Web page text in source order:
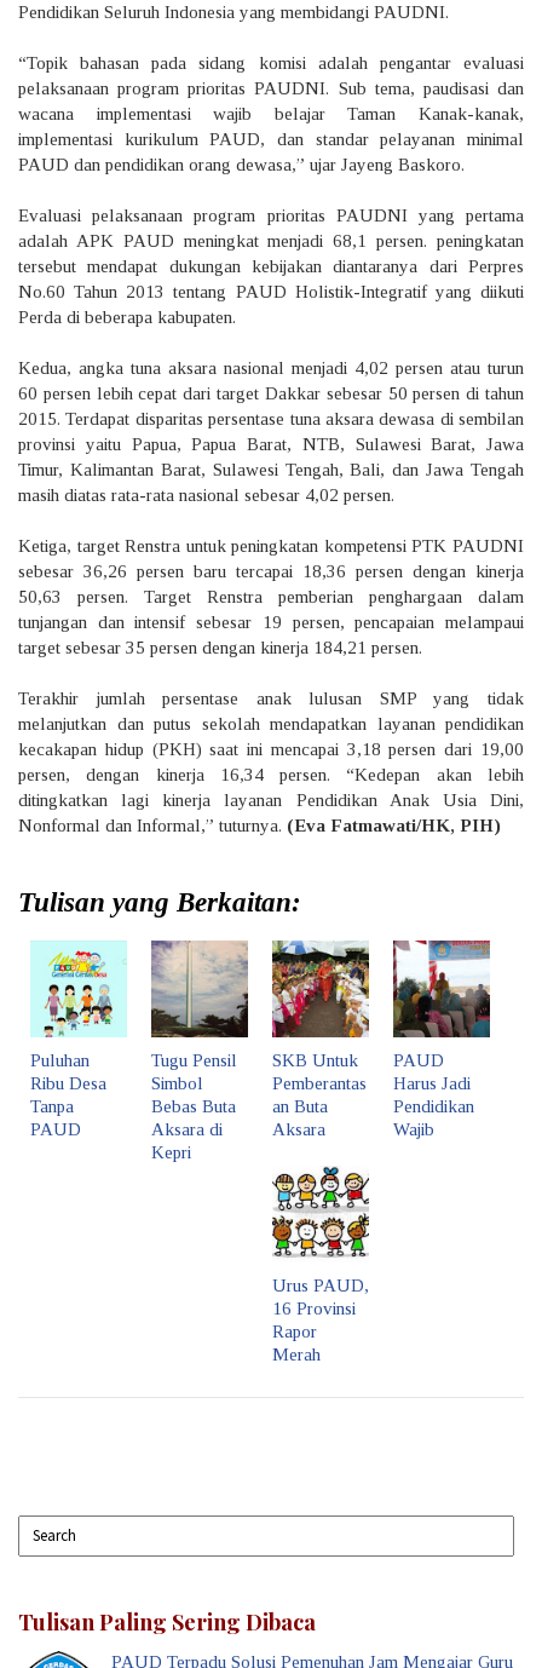
Pendidikan Seluruh Indonesia yang membidangi PAUDNI.
“Topik bahasan pada sidang komisi adalah pengantar evaluasi
pelaksanaan program prioritas PAUDNI. Sub tema, paudisasi dan
wacana implementasi wajib belajar Taman Kanak-kanak,
implementasi kurikulum PAUD, dan standar pelayanan minimal
PAUD dan pendidikan orang dewasa,” ujar Jayeng Baskoro.
Evaluasi pelaksanaan program prioritas PAUDNI yang pertama
adalah APK PAUD meningkat menjadi 68,1 persen. peningkatan
tersebut mendapat dukungan kebijakan diantaranya dari Perpres
No.60 Tahun 2013 tentang PAUD Holistik-Integratif yang diikuti
Perda di beberapa kabupaten.
Kedua, angka tuna aksara nasional menjadi 4,02 persen atau turun
60 persen lebih cepat dari target Dakkar sebesar 50 persen di tahun
2015. Terdapat disparitas persentase tuna aksara dewasa di sembilan
provinsi yaitu Papua, Papua Barat, NTB, Sulawesi Barat, Jawa
Timur, Kalimantan Barat, Sulawesi Tengah, Bali, dan Jawa Tengah
masih diatas rata-rata nasional sebesar 4,02 persen.
Ketiga, target Renstra untuk peningkatan kompetensi PTK PAUDNI
sebesar 36,26 persen baru tercapai 18,36 persen dengan kinerja
50,63 persen. Target Renstra pemberian penghargaan dalam
tunjangan dan intensif sebesar 19 persen, pencapaian melampaui
target sebesar 35 persen dengan kinerja 184,21 persen.
Terakhir jumlah persentase anak lulusan SMP yang tidak
melanjutkan dan putus sekolah mendapatkan layanan pendidikan
kecakapan hidup (PKH) saat ini mencapai 3,18 persen dari 19,00
persen, dengan kinerja 16,34 persen. “Kedepan akan lebih
ditingkatkan lagi kinerja layanan Pendidikan Anak Usia Dini,
Nonformal dan Informal,” tuturnya. (Eva Fatmawati/HK, PIH)
Tulisan yang Berkaitan:
Puluhan
Ribu Desa
Tanpa
PAUD
Tugu Pensil
Simbol
Bebas Buta
Aksara di
Kepri
SKB Untuk
Pemberantas
an Buta
Aksara
PAUD
Harus Jadi
Pendidikan
Wajib
Urus PAUD,
16 Provinsi
Rapor
Merah
Tulisan Paling Sering Dibaca
PAUD Terpadu Solusi Pemenuhan Jam Mengajar Guru